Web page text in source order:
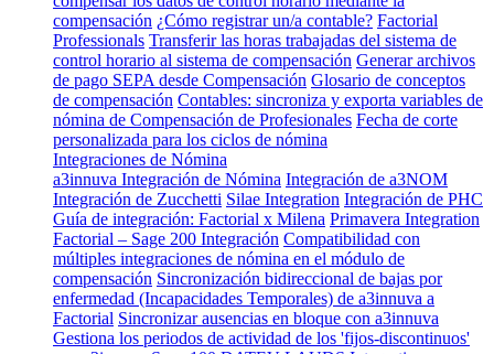
compensación ¿Cómo registrar un/a contable? Factorial
Professionals Transferir las horas trabajadas del sistema de
control horario al sistema de compensación Generar archivos
de pago SEPA desde Compensación Glosario de conceptos
de compensación Contables: sincroniza y exporta variables de
nómina de Compensación de Profesionales Fecha de corte
personalizada para los ciclos de nómina
Integraciones de Nómina
a3innuva Integración de Nómina Integración de a3NOM
Integración de Zucchetti Silae Integration Integración de PHC
Guía de integración: Factorial x Milena Primavera Integration
Factorial – Sage 200 Integración Compatibilidad con
múltiples integraciones de nómina en el módulo de
compensación Sincronización bidireccional de bajas por
enfermedad (Incapacidades Temporales) de a3innuva a
Factorial Sincronizar ausencias en bloque con a3innuva
Gestiona los periodos de actividad de los 'fijos-discontinuos'